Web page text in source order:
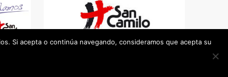
Si acepta o continúa navegando, consideramos que acepta su